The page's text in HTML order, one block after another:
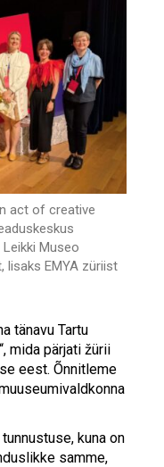
act of creative
Museo
lisaks EMYA züriist
tänavu Tartu
mida pärjati žürii
eest. Õnnitleme
kuna on
samme,